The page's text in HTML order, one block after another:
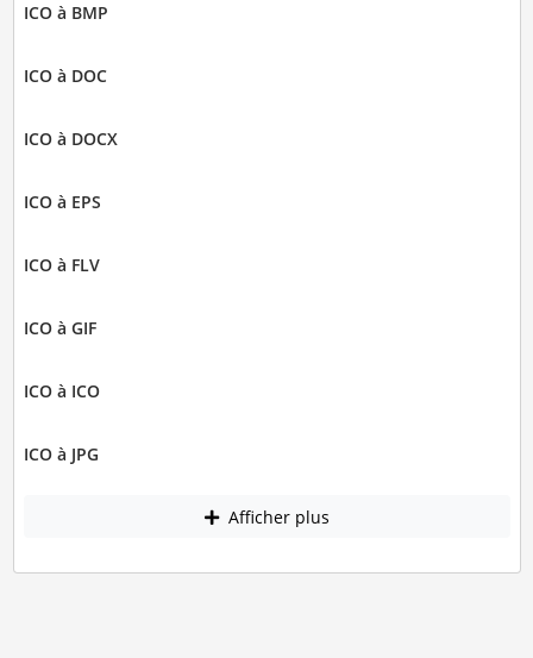
ICO à BMP
ICO à DOC
ICO à DOCX
ICO à EPS
ICO à FLV
ICO à GIF
ICO à ICO
ICO à JPG
Afficher plus